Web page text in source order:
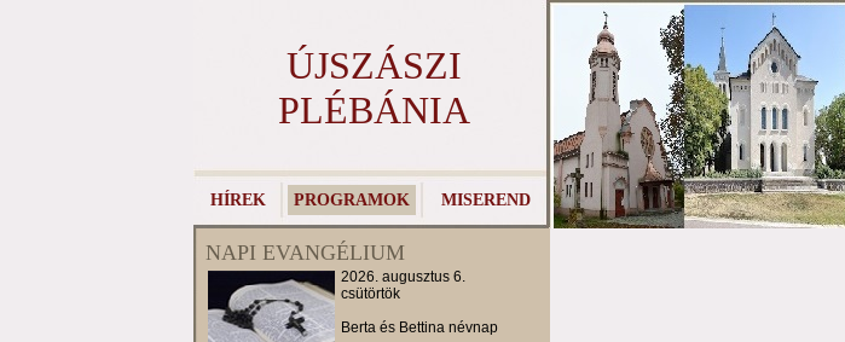
ÚJSZÁSZI
PLÉBÁNIA
HÍREK PROGRAMOK MISEREND
NAPI EVANGÉLIUM
2026. augusztus 6.
csütörtök
Berta és Bettina névnap